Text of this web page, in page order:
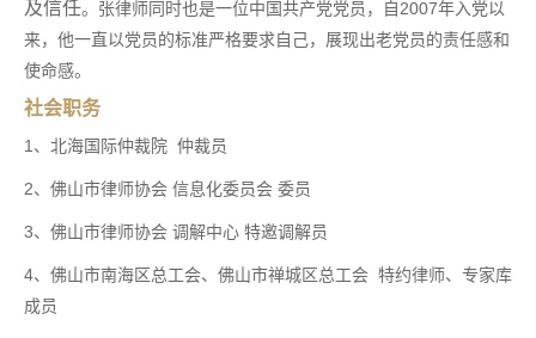
及信任。张律师同时也是一位中国共产党党员，自2007年入党以
来，他一直以党员的标准严格要求自己，展现出老党员的责任感和
使命感。
社会职务
1、北海国际仲裁院 仲裁员
2、佛山市律师协会 信息化委员会 委员
3、佛山市律师协会 调解中心 特邀调解员
4、佛山市南海区总工会、佛山市禅城区总工会 特约律师、专家库
成员